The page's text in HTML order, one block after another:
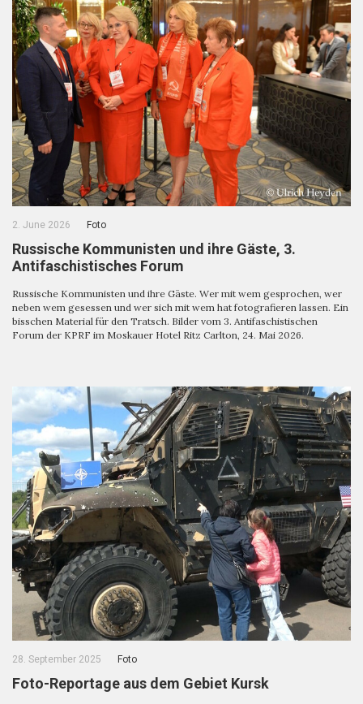
2. June 2026 Foto
Russische Kommunisten und ihre Gäste, 3.
Antifaschistisches Forum
Russische Kommunisten und ihre Gäste. Wer mit wem gesprochen, wer
neben wem gesessen und wer sich mit wem hat fotografieren lassen. Ein
bisschen Material für den Tratsch. Bilder vom 3. Antifaschistischen
Forum der KPRF im Moskauer Hotel Ritz Carlton, 24. Mai 2026.
28. September 2025 Foto
Foto-Reportage aus dem Gebiet Kursk